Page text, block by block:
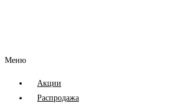
Меню
Акции
Распродажа